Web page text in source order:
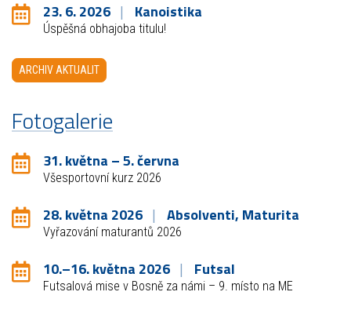
23. 6. 2026 Kanoistika
Úspěšná obhajoba titulu!
ARCHIV AKTUALIT
Fotogalerie
31. května – 5. června
Všesportovní kurz 2026
28. května 2026 Absolventi, Maturita
Vyřazování maturantů 2026
10.–16. května 2026 Futsal
Futsalová mise v Bosně za námi – 9. místo na ME